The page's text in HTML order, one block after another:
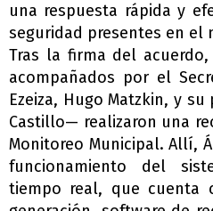
una respuesta rápida y
seguridad presentes en el
Tras la firma del
acompañados por el
Ezeiza, Hugo Matzkin, y
Castillo— realizaron una
Monitoreo Municipal. Allí,
funcionamiento del
tiempo real, que cuenta